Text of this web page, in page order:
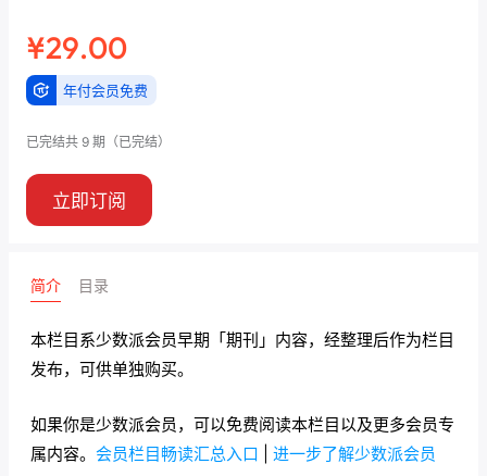
¥29.00
年付会员免费
已完结共 9 期 （已完结）
立即订阅
简介 目录
本栏目系少数派会员早期「期刊」内容，经整理后作为栏目
发布，可供单独购买。
如果你是少数派会员，可以免费阅读本栏目以及更多会员专
属内容。 会员栏目畅读汇总入口 进一步了解少数派会员